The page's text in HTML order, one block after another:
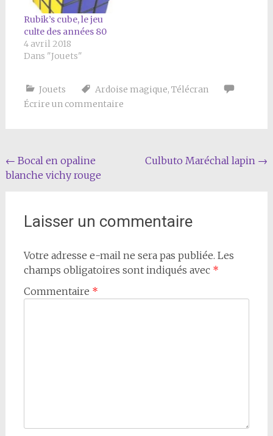
Rubik’s cube, le jeu
culte des années 80
4 avril 2018
Dans "Jouets"
Jouets Ardoise magique, Télécran
Écrire un commentaire
Navigation
de
← Bocal en opaline
blanche vichy rouge
Culbuto Maréchal lapin →
Laisser un commentaire
Votre adresse e-mail ne sera pas publiée. Les
champs obligatoires sont indiqués avec *
Commentaire *